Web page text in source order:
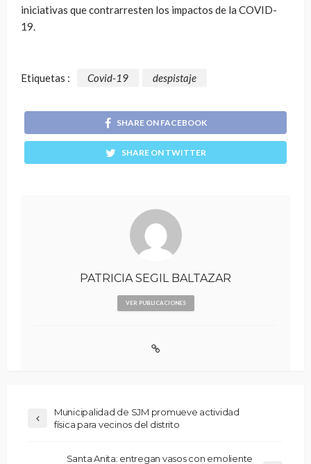
iniciativas que contrarresten los impactos de la COVID-
19.
Etiquetas : Covid-19 despistaje
SHARE ON FACEBOOK
SHARE ON TWITTER
PATRICIA SEGIL BALTAZAR
VER PUBLICACIONES
Municipalidad de SJM promueve actividad
física para vecinos del distrito
Santa Anita: entregan vasos con emoliente